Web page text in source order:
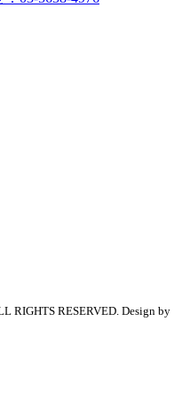
RIGHTS RESERVED. Design by